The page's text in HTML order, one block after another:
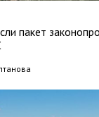
пакет